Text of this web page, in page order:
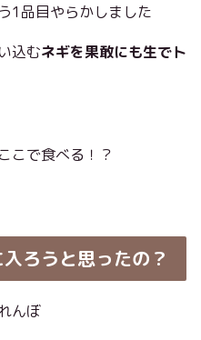
1品目やらかしました
込むネギを果敢にも生でト
こで食べる！？
ろうと思ったの？
んぼ